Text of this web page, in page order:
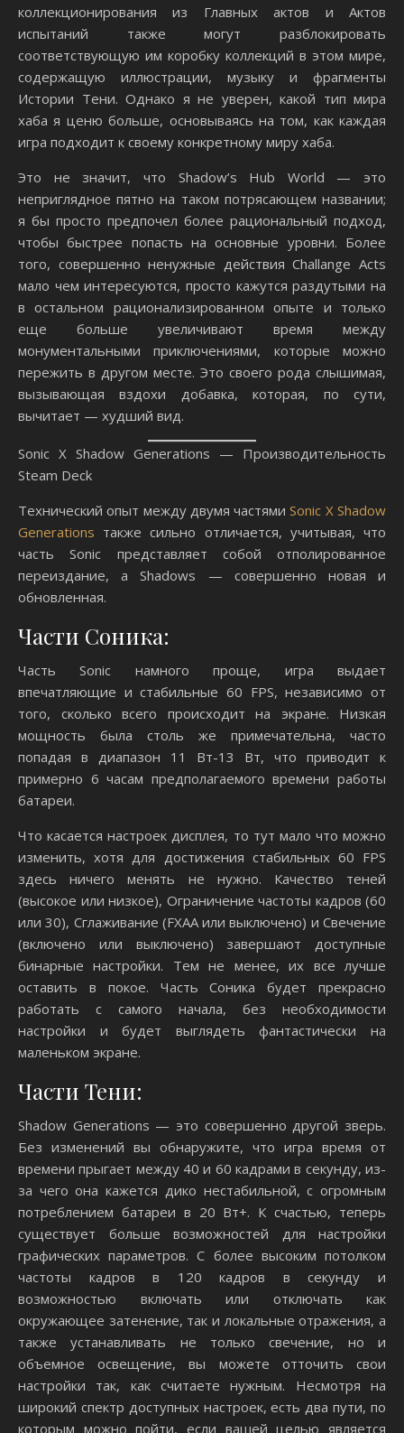
коллекционирования из Главных актов и Актов
испытаний также могут разблокировать
соответствующую им коробку коллекций в этом мире,
содержащую иллюстрации, музыку и фрагменты
Истории Тени. Однако я не уверен, какой тип мира
хаба я ценю больше, основываясь на том, как каждая
игра подходит к своему конкретному миру хаба.
Это не значит, что Shadow’s Hub World — это
неприглядное пятно на таком потрясающем названии;
я бы просто предпочел более рациональный подход,
чтобы быстрее попасть на основные уровни. Более
того, совершенно ненужные действия Challange Acts
мало чем интересуются, просто кажутся раздутыми на
в остальном рационализированном опыте и только
еще больше увеличивают время между
монументальными приключениями, которые можно
пережить в другом месте. Это своего рода слышимая,
вызывающая вздохи добавка, которая, по сути,
вычитает — худший вид.
Sonic X Shadow Generations — Производительность
Steam Deck
Технический опыт между двумя частямиSonic X Shadow
Generations также сильно отличается, учитывая, что
часть Sonic представляет собой отполированное
переиздание, а Shadows — совершенно новая и
обновленная.
Части Соника:
Часть Sonic намного проще, игра выдает
впечатляющие и стабильные 60 FPS, независимо от
того, сколько всего происходит на экране. Низкая
мощность была столь же примечательна, часто
попадая в диапазон 11 Вт-13 Вт, что приводит к
примерно 6 часам предполагаемого времени работы
батареи.
Что касается настроек дисплея, то тут мало что можно
изменить, хотя для достижения стабильных 60 FPS
здесь ничего менять не нужно. Качество теней
(высокое или низкое), Ограничение частоты кадров (60
или 30), Сглаживание (FXAA или выключено) и Свечение
(включено или выключено) завершают доступные
бинарные настройки. Тем не менее, их все лучше
оставить в покое. Часть Соника будет прекрасно
работать с самого начала, без необходимости
настройки и будет выглядеть фантастически на
маленьком экране.
Части Тени:
Shadow Generations — это совершенно другой зверь.
Без изменений вы обнаружите, что игра время от
времени прыгает между 40 и 60 кадрами в секунду, из-
за чего она кажется дико нестабильной, с огромным
потреблением батареи в 20 Вт+. К счастью, теперь
существует больше возможностей для настройки
графических параметров. С более высоким потолком
частоты кадров в 120 кадров в секунду и
возможностью включать или отключать как
окружающее затенение, так и локальные отражения, а
также устанавливать не только свечение, но и
объемное освещение, вы можете отточить свои
настройки так, как считаете нужным. Несмотря на
широкий спектр доступных настроек, есть два пути, по
которым можно пойти, если вашей целью является